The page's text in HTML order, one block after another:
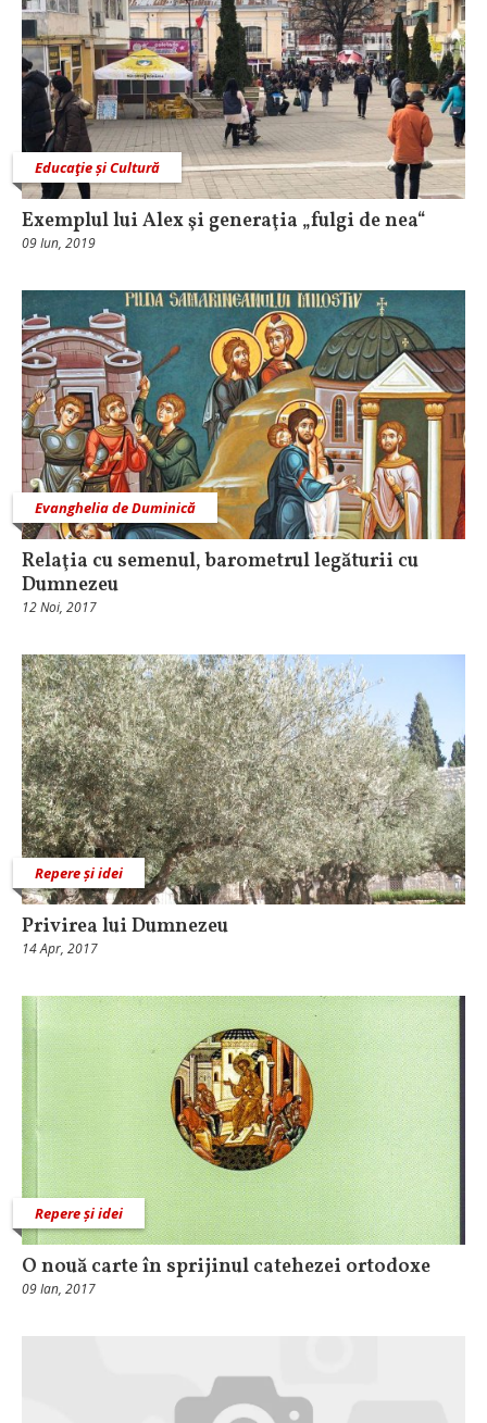
Educaţie și Cultură
Exemplul lui Alex şi generaţia „fulgi de nea“
09 Iun, 2019
Evanghelia de Duminică
Relaţia cu semenul, barometrul legăturii cu
Dumnezeu
12 Noi, 2017
Repere și idei
Privirea lui Dumnezeu
14 Apr, 2017
Repere și idei
O nouă carte în sprijinul catehezei ortodoxe
09 Ian, 2017